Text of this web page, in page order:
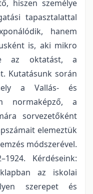
hiszen személye
tapasztalattal
hanem
is, aki mikro
az oktatást, a
Kutatásunk során
a Vallás- és
normaképző, a
sorvezetőként
elemeztük
módszerével.
Kérdéseink:
az iskolai
szerepet és